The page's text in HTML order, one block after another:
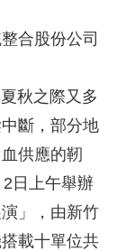
合股份公司
秋之際又多
斷，部分地
供應的靭
日上午舉辦
」，由新竹
載十單位共